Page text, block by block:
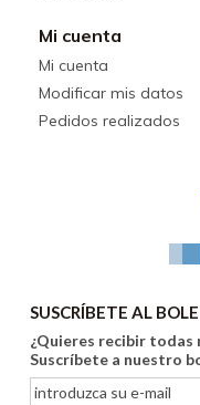
Mi cuenta
Mi cuenta
Modificar mis datos
Pedidos realizados
SUSCRÍBETE AL
¿Quieres recibir todas
Suscríbete a nuestro